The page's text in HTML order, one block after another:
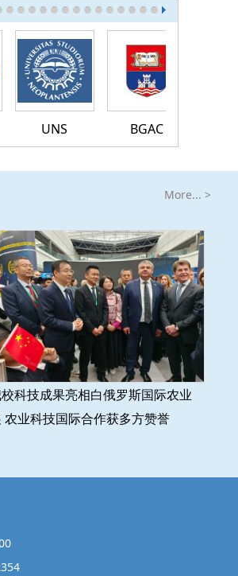
BGAC
More... >
科技成果亮相白俄罗斯国际农业
农业科技国际合作获多方赞誉